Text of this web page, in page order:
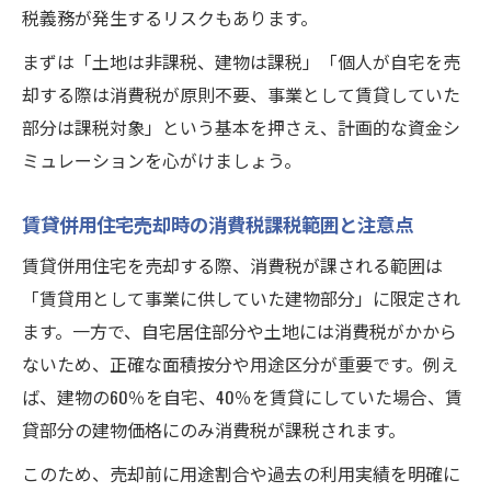
税義務が発生するリスクもあります。
まずは「土地は非課税、建物は課税」「個人が自宅を売
却する際は消費税が原則不要、事業として賃貸していた
部分は課税対象」という基本を押さえ、計画的な資金シ
ミュレーションを心がけましょう。
賃貸併用住宅売却時の消費税課税範囲と注意点
賃貸併用住宅を売却する際、消費税が課される範囲は
「賃貸用として事業に供していた建物部分」に限定され
ます。一方で、自宅居住部分や土地には消費税がかから
ないため、正確な面積按分や用途区分が重要です。例え
ば、建物の60％を自宅、40％を賃貸にしていた場合、賃
貸部分の建物価格にのみ消費税が課税されます。
このため、売却前に用途割合や過去の利用実績を明確に